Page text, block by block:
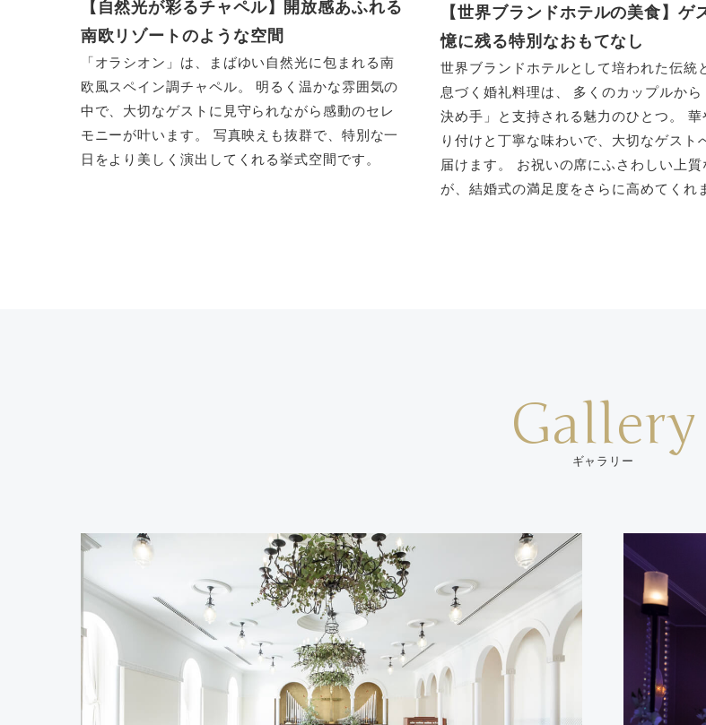
【自然光が彩るチャペル】開放感あふれる
南欧リゾートのような空間
「オラシオン」は、まばゆい自然光に包まれる南
欧風スペイン調チャペル。 明るく温かな雰囲気の
中で、大切なゲストに見守られながら感動のセレ
モニーが叶います。 写真映えも抜群で、特別な一
日をより美しく演出してくれる挙式空間です。
【世界ブランドホテルの美食】ゲ
憶に残る特別なおもてなし
世界ブランドホテルとして培われた伝統
息づく婚礼料理は、 多くのカップルから
決め手」と支持される魅力のひとつ。 華
り付けと丁寧な味わいで、大切なゲスト
届けます。 お祝いの席にふさわしい上質
が、結婚式の満足度をさらに高めてくれ
Gallery
ギャラリー